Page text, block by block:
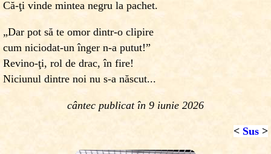
Că-ţi vinde mintea negru la pachet.
„Dar pot să te omor dintr-o clipire
cum niciodat-un înger n-a putut!”
Revino-ţi, rol de drac, în fire!
Niciunul dintre noi nu s-a născut...
cântec publicat în 9 iunie 2026
< Sus >